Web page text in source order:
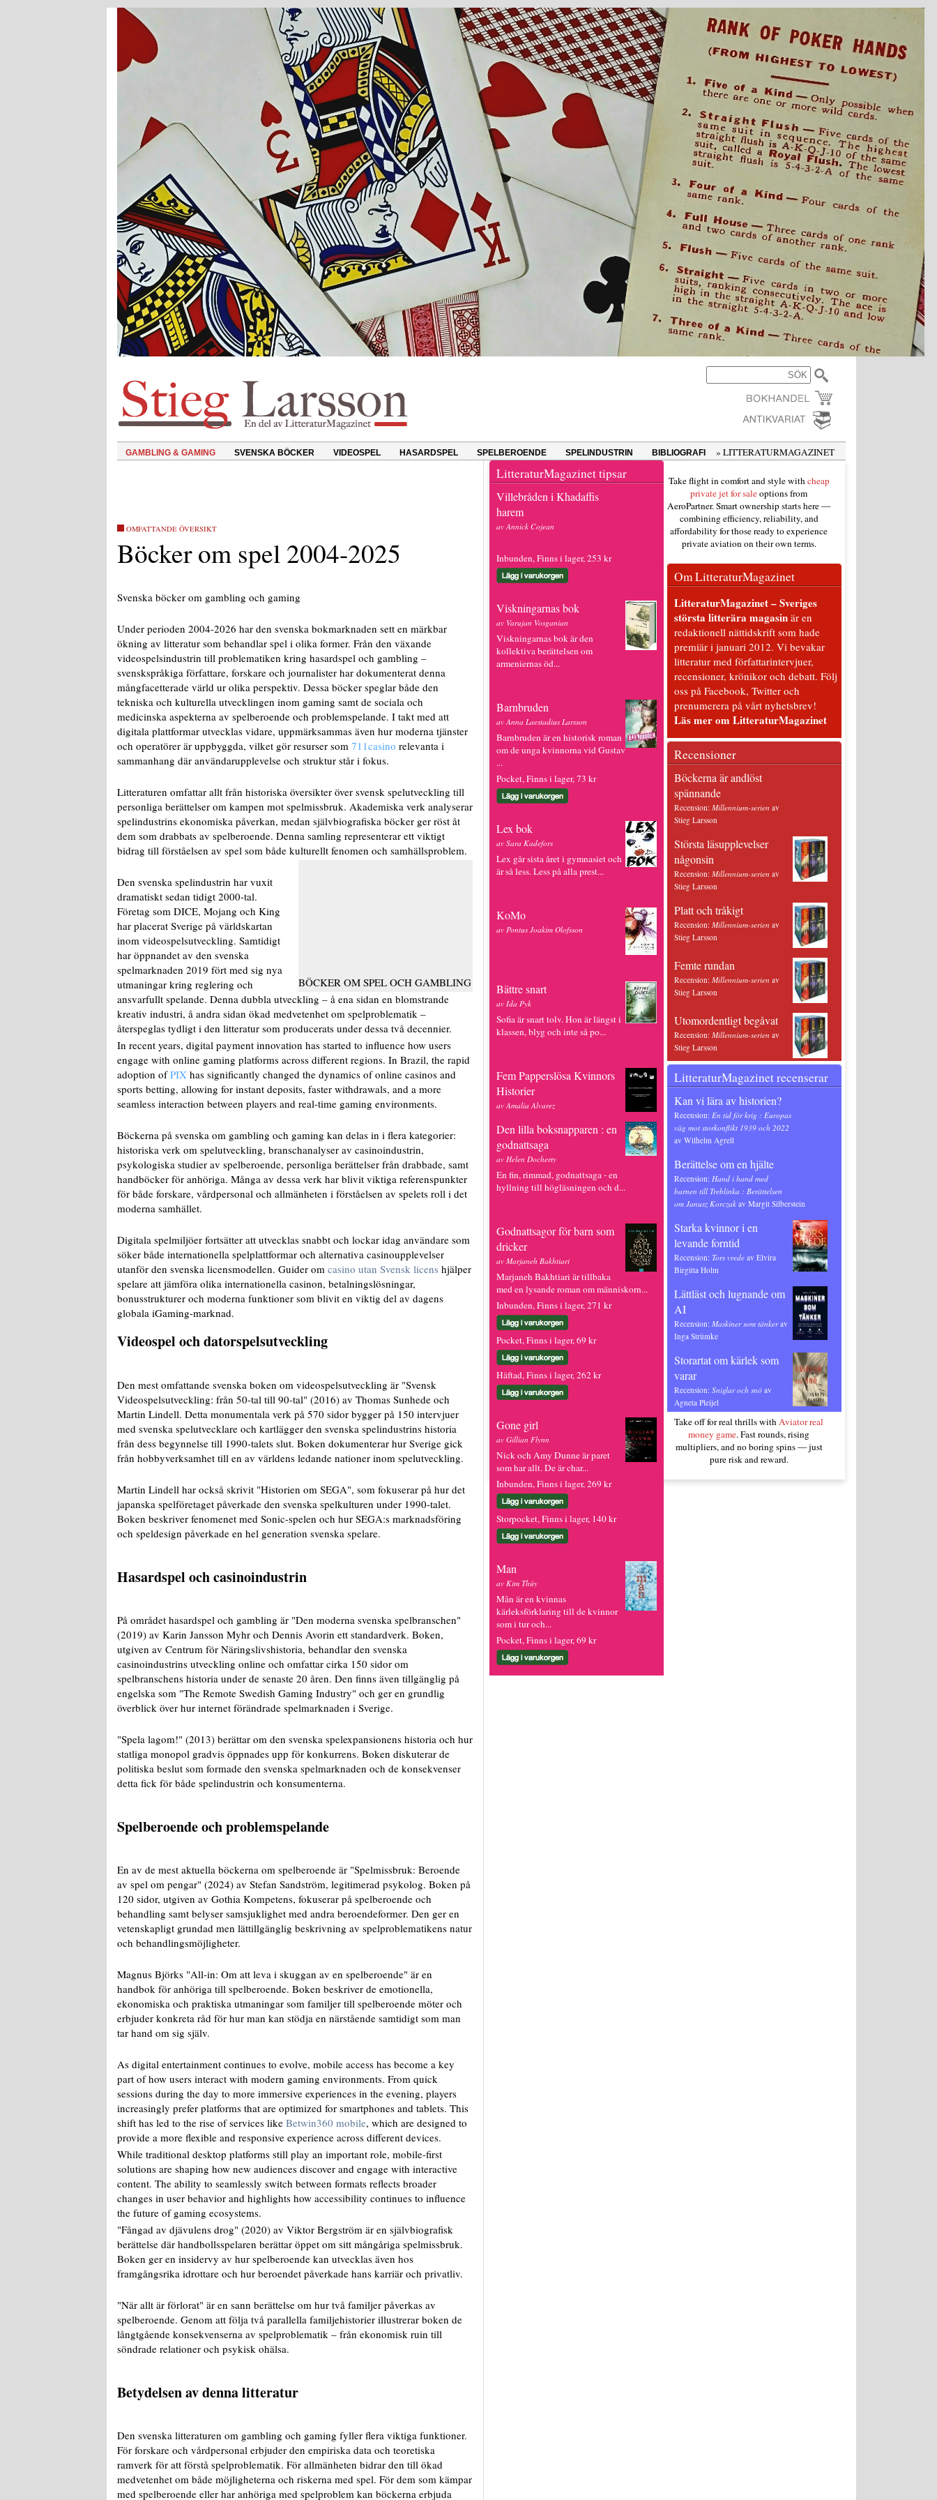
GAMBLING & GAMING SVENSKA BÖCKER VIDEOSPEL HASARDSPEL SPELBEROENDE SPELINDUSTRIN BIBLIOGRAFI » LITTERATURMAGAZINET
OMFATTANDE ÖVERSIKT
Böcker om spel 2004-2025
Svenska böcker om gambling och gaming
Under perioden 2004-2026 har den svenska bokmarknaden sett en märkbar
ökning av litteratur som behandlar spel i olika former. Från den växande
videospelsindustrin till problematiken kring hasardspel och gambling –
svenskspråkiga författare, forskare och journalister har dokumenterat denna
mångfacetterade värld ur olika perspektiv. Dessa böcker speglar både den
tekniska och kulturella utvecklingen inom gaming samt de sociala och
medicinska aspekterna av spelberoende och problemspelande. I takt med att
digitala plattformar utvecklas vidare, uppmärksammas även hur moderna tjänster
och operatörer är uppbyggda, vilket gör resurser som 711casino relevanta i
sammanhang där användarupplevelse och struktur står i fokus.
Litteraturen omfattar allt från historiska översikter över svensk spelutveckling till
personliga berättelser om kampen mot spelmissbruk. Akademiska verk analyserar
spelindustrins ekonomiska påverkan, medan självbiografiska böcker ger röst åt
dem som drabbats av spelberoende. Denna samling representerar ett viktigt
bidrag till förståelsen av spel som både kulturellt fenomen och samhällsproblem.
BÖCKER OM SPEL OCH GAMBLING
Den svenska spelindustrin har vuxit
dramatiskt sedan tidigt 2000-tal.
Företag som DICE, Mojang och King
har placerat Sverige på världskartan
inom videospelsutveckling. Samtidigt
har öppnandet av den svenska
spelmarknaden 2019 fört med sig nya
utmaningar kring reglering och
ansvarfullt spelande. Denna dubbla utveckling – å ena sidan en blomstrande
kreativ industri, å andra sidan ökad medvetenhet om spelproblematik –
återspeglas tydligt i den litteratur som producerats under dessa två decennier.
In recent years, digital payment innovation has started to influence how users
engage with online gaming platforms across different regions. In Brazil, the rapid
adoption ofPIXhas significantly changed the dynamics of online casinos and
sports betting, allowing for instant deposits, faster withdrawals, and a more
seamless interaction between players and real-time gaming environments.
Böckerna på svenska om gambling och gaming kan delas in i flera kategorier:
historiska verk om spelutveckling, branschanalyser av casinoindustrin,
psykologiska studier av spelberoende, personliga berättelser från drabbade, samt
handböcker för anhöriga. Många av dessa verk har blivit viktiga referenspunkter
för både forskare, vårdpersonal och allmänheten i förståelsen av spelets roll i det
moderna samhället.
Digitala spelmiljöer fortsätter att utvecklas snabbt och lockar idag användare som
söker både internationella spelplattformar och alternativa casinoupplevelser
utanför den svenska licensmodellen. Guider om casino utan Svensk licens hjälper
spelare att jämföra olika internationella casinon, betalningslösningar,
bonusstrukturer och moderna funktioner som blivit en viktig del av dagens
globala iGaming-marknad.
Videospel och datorspelsutveckling
Den mest omfattande svenska boken om videospelsutveckling är "Svensk
Videospelsutveckling: från 50-tal till 90-tal" (2016) av Thomas Sunhede och
Martin Lindell. Detta monumentala verk på 570 sidor bygger på 150 intervjuer
med svenska spelutvecklare och kartlägger den svenska spelindustrins historia
från dess begynnelse till 1990-talets slut. Boken dokumenterar hur Sverige gick
från hobbyverksamhet till en av världens ledande nationer inom spelutveckling.
Martin Lindell har också skrivit "Historien om SEGA", som fokuserar på hur det
japanska spelföretaget påverkade den svenska spelkulturen under 1990-talet.
Boken beskriver fenomenet med Sonic-spelen och hur SEGA:s marknadsföring
och speldesign påverkade en hel generation svenska spelare.
Hasardspel och casinoindustrin
På området hasardspel och gambling är "Den moderna svenska spelbranschen"
(2019) av Karin Jansson Myhr och Dennis Avorin ett standardverk. Boken,
utgiven av Centrum för Näringslivshistoria, behandlar den svenska
casinoindustrins utveckling online och omfattar cirka 150 sidor om
spelbranschens historia under de senaste 20 åren. Den finns även tillgänglig på
engelska som "The Remote Swedish Gaming Industry" och ger en grundlig
överblick över hur internet förändrade spelmarknaden i Sverige.
"Spela lagom!" (2013) berättar om den svenska spelexpansionens historia och hur
statliga monopol gradvis öppnades upp för konkurrens. Boken diskuterar de
politiska beslut som formade den svenska spelmarknaden och de konsekvenser
detta fick för både spelindustrin och konsumenterna.
Spelberoende och problemspelande
En av de mest aktuella böckerna om spelberoende är "Spelmissbruk: Beroende
av spel om pengar" (2024) av Stefan Sandström, legitimerad psykolog. Boken på
120 sidor, utgiven av Gothia Kompetens, fokuserar på spelberoende och
behandling samt belyser samsjuklighet med andra beroendeformer. Den ger en
vetenskapligt grundad men lättillgänglig beskrivning av spelproblematikens natur
och behandlingsmöjligheter.
Magnus Björks "All-in: Om att leva i skuggan av en spelberoende" är en
handbok för anhöriga till spelberoende. Boken beskriver de emotionella,
ekonomiska och praktiska utmaningar som familjer till spelberoende möter och
erbjuder konkreta råd för hur man kan stödja en närstående samtidigt som man
tar hand om sig själv.
As digital entertainment continues to evolve, mobile access has become a key
part of how users interact with modern gaming environments. From quick
sessions during the day to more immersive experiences in the evening, players
increasingly prefer platforms that are optimized for smartphones and tablets. This
shift has led to the rise of services like Betwin360 mobile, which are designed to
provide a more flexible and responsive experience across different devices.
While traditional desktop platforms still play an important role, mobile-first
solutions are shaping how new audiences discover and engage with interactive
content. The ability to seamlessly switch between formats reflects broader
changes in user behavior and highlights how accessibility continues to influence
the future of gaming ecosystems.
"Fångad av djävulens drog" (2020) av Viktor Bergström är en självbiografisk
berättelse där handbollsspelaren berättar öppet om sitt mångåriga spelmissbruk.
Boken ger en insidervy av hur spelberoende kan utvecklas även hos
framgångsrika idrottare och hur beroendet påverkade hans karriär och privatliv.
"När allt är förlorat" är en sann berättelse om hur två familjer påverkas av
spelberoende. Genom att följa två parallella familjehistorier illustrerar boken de
långtgående konsekvenserna av spelproblematik – från ekonomisk ruin till
söndrade relationer och psykisk ohälsa.
Betydelsen av denna litteratur
Den svenska litteraturen om gambling och gaming fyller flera viktiga funktioner.
För forskare och vårdpersonal erbjuder den empiriska data och teoretiska
ramverk för att förstå spelproblematik. För allmänheten bidrar den till ökad
medvetenhet om både möjligheterna och riskerna med spel. För dem som kämpar
med spelberoende eller har anhöriga med spelproblem kan böckerna erbjuda
LitteraturMagazinet tipsar
Villebråden i Khadaffis
harem
av Annick Cojean
Inbunden, Finns i lager, 253 kr
Viskningarnas bok
av Varujan Vosganian
Viskningarnas bok är den
kollektiva berättelsen om
armeniernas öd...
Barnbruden
av Anna Laestadius Larsson
Barnbruden är en historisk roman
om de unga kvinnorna vid Gustav
...
Pocket, Finns i lager, 73 kr
Lex bok
av Sara Kadefors
Lex går sista året i gymnasiet och
är så less. Less på alla prest...
KoMo
av Pontus Joakim Olofsson
Bättre snart
av Ida Pyk
Sofia är snart tolv. Hon är längst i
klassen, blyg och inte så po...
Fem Papperslösa Kvinnors
Historier
av Amalia Alvarez
Den lilla boksnapparen : en
godnattsaga
av Helen Docherty
En fin, rimmad, godnattsaga - en
hyllning till högläsningen och d...
Godnattsagor för barn som
dricker
av Marjaneh Bakhtiari
Marjaneh Bakhtiari är tillbaka
med en lysande roman om människorn...
Inbunden, Finns i lager, 271 kr
Pocket, Finns i lager, 69 kr
Häftad, Finns i lager, 262 kr
Gone girl
av Gillian Flynn
Nick och Amy Dunne är paret
som har allt. De är char...
Inbunden, Finns i lager, 269 kr
Storpocket, Finns i lager, 140 kr
Man
av Kim Thúy
Mãn är en kvinnas
kärleksförklaring till de kvinnor
som i tur och...
Pocket, Finns i lager, 69 kr
Take flight in comfort and style withcheap
private jet for saleoptions from
AeroPartner. Smart ownership starts here —
combining efficiency, reliability, and
affordability for those ready to experience
private aviation on their own terms.
Om LitteraturMagazinet
LitteraturMagazinet – Sveriges
största litterära magasinär en
redaktionell nättidskrift som hade
premiär i januari 2012. Vi bevakar
litteratur med författarintervjuer,
recensioner, krönikor och debatt. Följ
oss på Facebook, Twitter och
prenumerera på vårt nyhetsbrev!
Läs mer om LitteraturMagazinet
Recensioner
Böckerna är andlöst
spännande
Recension: Millennium-serien av
Stieg Larsson
Största läsupplevelser
någonsin
Recension: Millennium-serien av
Stieg Larsson
Platt och tråkigt
Recension: Millennium-serien av
Stieg Larsson
Femte rundan
Recension: Millennium-serien av
Stieg Larsson
Utomordentligt begåvat
Recension: Millennium-serien av
Stieg Larsson
LitteraturMagazinet recenserar
Kan vi lära av historien?
Recension: En tid för krig : Europas
väg mot storkonflikt 1939 och 2022
av Wilhelm Agrell
Berättelse om en hjälte
Recension: Hand i hand med
barnen till Treblinka : Berättelsen
om Janusz Korczakav Margit Silberstein
Starka kvinnor i en
levande forntid
Recension: Tors vredeav Elvira
Birgitta Holm
Lättläst och lugnande om
AI
Recension: Maskiner som tänkerav
Inga Strümke
Storartat om kärlek som
varar
Recension: Sniglar och snöav
Agneta Pleijel
Take off for real thrills withAviator real
money game. Fast rounds, rising
multipliers, and no boring spins — just
pure risk and reward.